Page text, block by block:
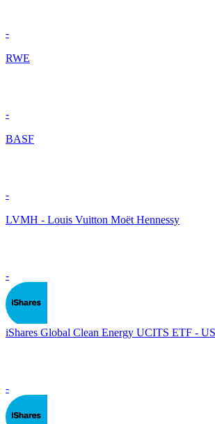
-
RWE
-
BASF
-
LVMH - Louis Vuitton Moët Hennessy
-
iShares Global Clean Energy UCITS ETF -
-